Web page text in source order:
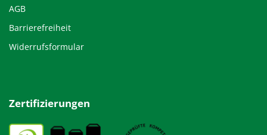
AGB
Barrierefreiheit
Widerrufsformular
Zertifizierungen